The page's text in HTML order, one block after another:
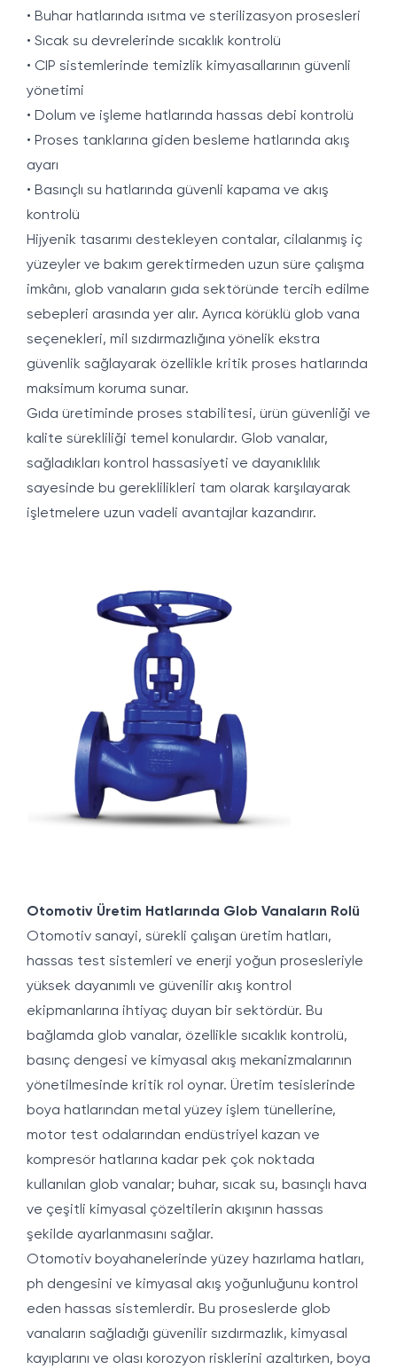
• Buhar hatlarında ısıtma ve sterilizasyon prosesleri
• Sıcak su devrelerinde sıcaklık kontrolü
• CIP sistemlerinde temizlik kimyasallarının güvenli
yönetimi
• Dolum ve işleme hatlarında hassas debi kontrolü
• Proses tanklarına giden besleme hatlarında akış
ayarı
• Basınçlı su hatlarında güvenli kapama ve akış
kontrolü
Hijyenik tasarımı destekleyen contalar, cilalanmış iç
yüzeyler ve bakım gerektirmeden uzun süre çalışma
imkânı, glob vanaların gıda sektöründe tercih edilme
sebepleri arasında yer alır. Ayrıca körüklü glob vana
seçenekleri, mil sızdırmazlığına yönelik ekstra
güvenlik sağlayarak özellikle kritik proses hatlarında
maksimum koruma sunar.
Gıda üretiminde proses stabilitesi, ürün güvenliği ve
kalite sürekliliği temel konulardır. Glob vanalar,
sağladıkları kontrol hassasiyeti ve dayanıklılık
sayesinde bu gereklilikleri tam olarak karşılayarak
işletmelere uzun vadeli avantajlar kazandırır.
Otomotiv Üretim Hatlarında Glob Vanaların Rolü
Otomotiv sanayi, sürekli çalışan üretim hatları,
hassas test sistemleri ve enerji yoğun prosesleriyle
yüksek dayanımlı ve güvenilir akış kontrol
ekipmanlarına ihtiyaç duyan bir sektördür. Bu
bağlamda glob vanalar, özellikle sıcaklık kontrolü,
basınç dengesi ve kimyasal akış mekanizmalarının
yönetilmesinde kritik rol oynar. Üretim tesislerinde
boya hatlarından metal yüzey işlem tünellerine,
motor test odalarından endüstriyel kazan ve
kompresör hatlarına kadar pek çok noktada
kullanılan glob vanalar; buhar, sıcak su, basınçlı hava
ve çeşitli kimyasal çözeltilerin akışının hassas
şekilde ayarlanmasını sağlar.
Otomotiv boyahanelerinde yüzey hazırlama hatları,
ph dengesini ve kimyasal akış yoğunluğunu kontrol
eden hassas sistemlerdir. Bu proseslerde glob
vanaların sağladığı güvenilir sızdırmazlık, kimyasal
kayıplarını ve olası korozyon risklerini azaltırken, boya